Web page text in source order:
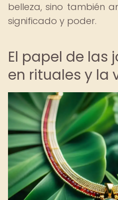
belleza, sino también
significado y poder.
El papel de las
en rituales y la